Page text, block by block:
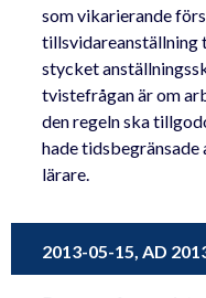
som vikarierande
tillsvidareanställning
stycket
tvistefrågan är om
den regeln ska
hade
lärare.
2013-05-15, AD